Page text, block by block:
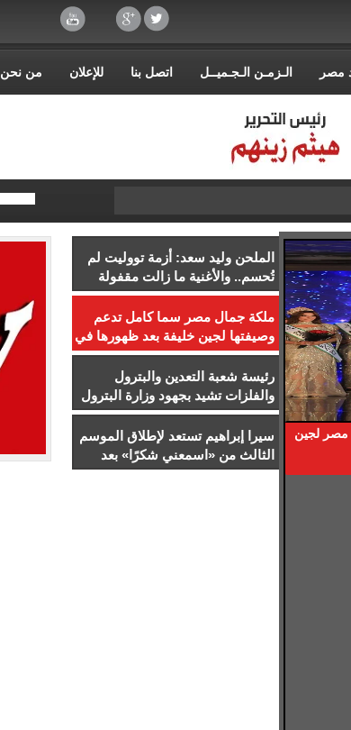
مصر الـزمـن الـجـميــل اتصل بنا للإعلان من نحن
مصر لجين
الملحن وليد سعد: أزمة تووليت لم
تُحسم.. والأغنية ما زالت مقفولة
ملكة جمال مصر سما كامل تدعم
وصيفتها لجين خليفة بعد ظهورها في
كليب عمرو دياب
رئيسة شعبة التعدين والبترول
والفلزات تشيد بجهود وزارة البترول
في احتواء حادث سفن الغاز بدمياط
سيرا إبراهيم تستعد لإطلاق الموسم
الثالث من «اسمعني شكرًا» بعد
نجاح موسمين وتصدره التريند